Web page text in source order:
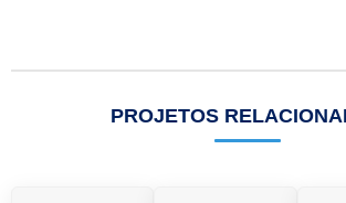
PROJETOS